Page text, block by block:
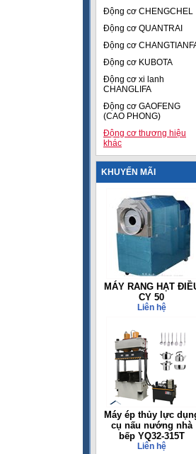
Động cơ CHENGCHEL
Động cơ QUANTRAI
Động cơ
Động cơ KUBOTA
Động cơ xi lanh
CHANGLIFA
Động cơ GAOFENG
(CAO PHONG)
Động cơ thương hiệu
khác
KHUYẾN MÃI
MÁY RANG HẠT
CY 50
Liên hệ
Máy ép thủy lực
cụ nấu nướng nhà
bếp YQ32-315T
Liên hệ